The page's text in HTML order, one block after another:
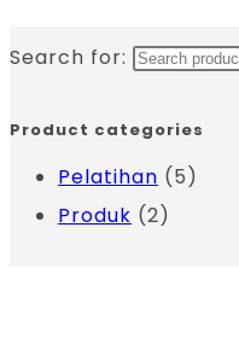
Search for:
Product categories
Pelatihan (5)
Produk (2)